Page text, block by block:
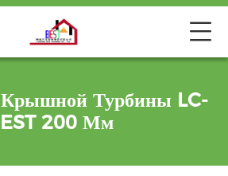
Крышной Турбины LC-
200 Мм